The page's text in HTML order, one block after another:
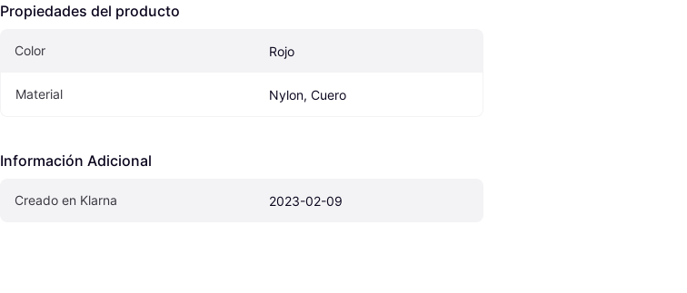
Propiedades del producto
Color Rojo
Material Nylon, Cuero
Información Adicional
Creado en Klarna 2023-02-09